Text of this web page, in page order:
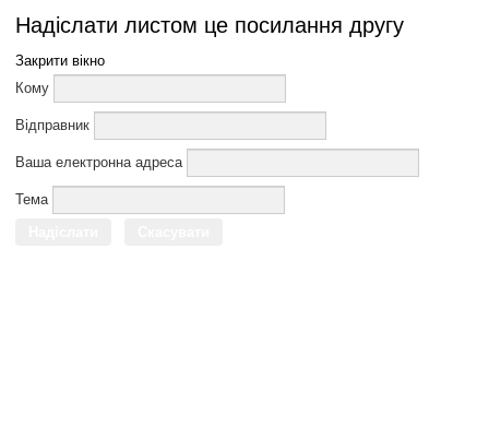
Надіслати листом це посилання другу
Закрити вікно
Кому
Відправник
Ваша електронна адреса
Тема